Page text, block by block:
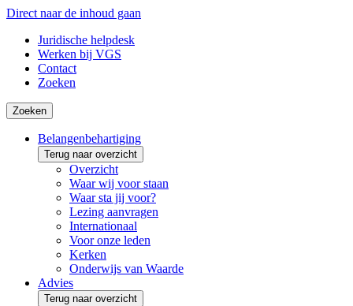
Direct naar de inhoud gaan
Juridische helpdesk
Werken bij VGS
Contact
Zoeken
Zoeken
Belangenbehartiging
Terug naar overzicht
Overzicht
Waar wij voor staan
Waar sta jij voor?
Lezing aanvragen
Internationaal
Voor onze leden
Kerken
Onderwijs van Waarde
Advies
Terug naar overzicht